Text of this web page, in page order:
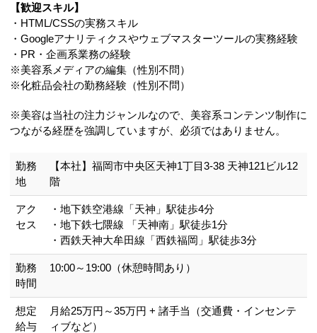
【歓迎スキル】
・HTML/CSSの実務スキル
・Googleアナリティクスやウェブマスターツールの実務経験
・PR・企画系業務の経験
※美容系メディアの編集（性別不問）
※化粧品会社の勤務経験（性別不問）
※美容は当社の注力ジャンルなので、美容系コンテンツ制作に
つながる経歴を強調していますが、必須ではありません。
勤務
地
【本社】福岡市中央区天神1丁目3-38 天神121ビル12
階
アク
セス
・地下鉄空港線「天神」駅徒歩4分
・地下鉄七隈線 「天神南」駅徒歩1分
・西鉄天神大牟田線「西鉄福岡」駅徒歩3分
勤務
時間
10:00～19:00（休憩時間あり）
想定
給与
月給25万円～35万円 + 諸手当（交通費・インセンテ
ィブなど）